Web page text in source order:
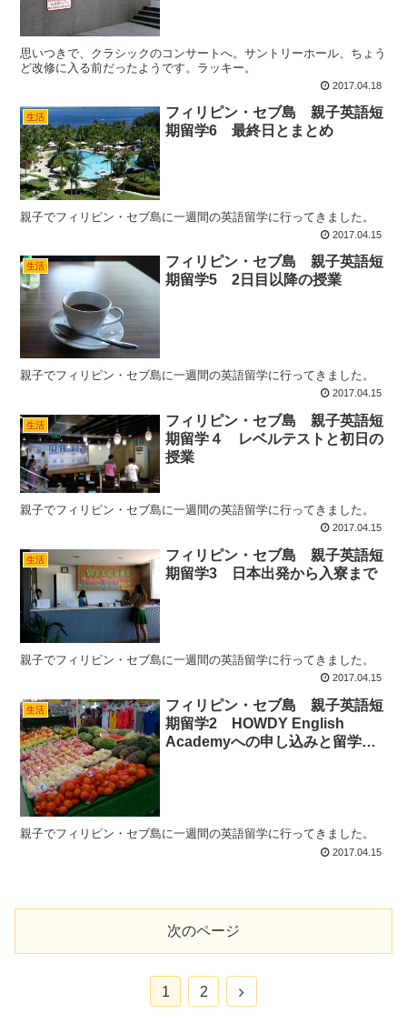
思いつきで、クラシックのコンサートへ。サントリーホール、ちょう
ど改修に入る前だったようです。ラッキー。
2017.04.18
生活
フィリピン・セブ島 親子英語短
期留学6 最終日とまとめ
親子でフィリピン・セブ島に一週間の英語留学に行ってきました。
2017.04.15
生活
フィリピン・セブ島 親子英語短
期留学5 2日目以降の授業
親子でフィリピン・セブ島に一週間の英語留学に行ってきました。
2017.04.15
生活
フィリピン・セブ島 親子英語短
期留学４ レベルテストと初日の
授業
親子でフィリピン・セブ島に一週間の英語留学に行ってきました。
2017.04.15
生活
フィリピン・セブ島 親子英語短
期留学3 日本出発から入寮まで
親子でフィリピン・セブ島に一週間の英語留学に行ってきました。
2017.04.15
生活
フィリピン・セブ島 親子英語短
期留学2 HOWDY English
Academyへの申し込みと留学準
親子でフィリピン・セブ島に一週間の英語留学に行ってきました。
2017.04.15
次のページ
1 2
次